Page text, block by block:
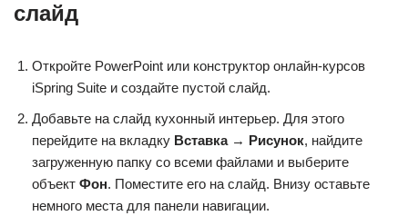
слайд
Откройте PowerPoint или конструктор онлайн-курсов
iSpring Suite и создайте пустой слайд.
Добавьте на слайд кухонный интерьер. Для этого
перейдите на вкладку Вставка→ Рисунок, найдите
загруженную папку со всеми файлами и выберите
объект Фон. Поместите его на слайд. Внизу оставьте
немного места для панели навигации.